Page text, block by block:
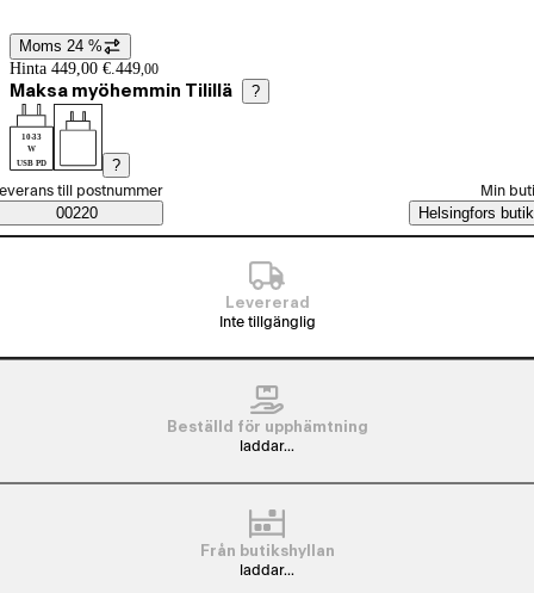
Prisinformation
Moms 24 %
Hinta 449,00 €. 449,00
Maksa myöhemmin Tilillä ?
10-33
W
USB PD
?
Saatavuustiedot
beställningssätt
till postnummer
00220
Min
Helsingfors butik
Levererad
Inte tillgänglig
Beställd för upphämtning
laddar...
Från butikshyllan
laddar...